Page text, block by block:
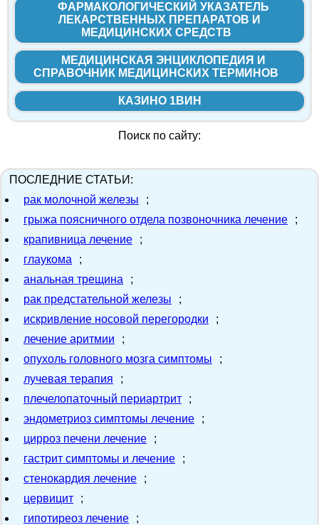
ФАРМАКОЛОГИЧЕСКИЙ УКАЗАТЕЛЬ
ЛЕКАРСТВЕННЫХ ПРЕПАРАТОВ И
МЕДИЦИНСКИХ СРЕДСТВ
МЕДИЦИНСКАЯ ЭНЦИКЛОПЕДИЯ И
СПРАВОЧНИК МЕДИЦИНСКИХ ТЕРМИНОВ
КАЗИНО 1ВИН
Поиск по сайту:
ПОСЛЕДНИЕ СТАТЬИ:
рак молочной железы
;
грыжа поясничного отдела позвоночника лечение
;
крапивница лечение
;
глаукома
;
анальная трещина
;
рак предстательной железы
;
искривление носовой перегородки
;
лечение аритмии
;
опухоль головного мозга симптомы
;
лучевая терапия
;
плечелопаточный периартрит
;
эндометриоз симптомы лечение
;
цирроз печени лечение
;
гастрит симптомы и лечение
;
стенокардия лечение
;
цервицит
;
гипотиреоз лечение
;